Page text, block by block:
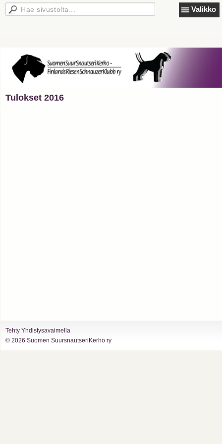
Valikko
Tulokset 2016
Tehty Yhdistysavaimella
© 2026 Suomen SuursnautseriKerho ry